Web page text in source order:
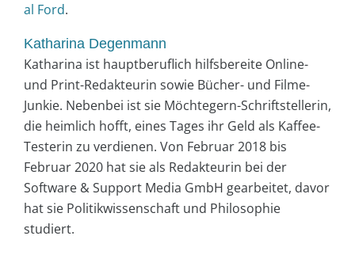
al Ford.
Katharina Degenmann
Katharina ist hauptberuflich hilfsbereite Online-
und Print-Redakteurin sowie Bücher- und Filme-
Junkie. Nebenbei ist sie Möchtegern-Schriftstellerin,
die heimlich hofft, eines Tages ihr Geld als Kaffee-
Testerin zu verdienen. Von Februar 2018 bis
Februar 2020 hat sie als Redakteurin bei der
Software & Support Media GmbH gearbeitet, davor
hat sie Politikwissenschaft und Philosophie
studiert.